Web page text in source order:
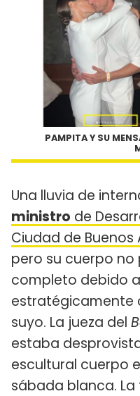
PAMPITA Y SU
Una lluvia de
ministro de
Ciudad de Buenos
pero su cuerpo
completo debido
estratégicamente
suyo. La jueza del
estaba
escultural cuerpo
sábada blanca.